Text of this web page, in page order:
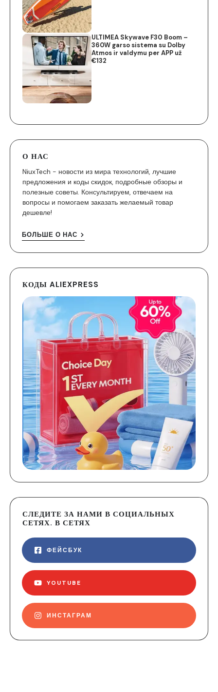
ULTIMEA Skywave F30 Boom –
360W garso sistema su Dolby
Atmos ir valdymu per APP už
€132
О НАС
NiuxTech - новости из мира технологий, лучшие
предложения и коды скидок, подробные обзоры и
полезные советы. Консультируем, отвечаем на
вопросы и помогаем заказать желаемый товар
дешевле!
БОЛЬШЕ О НАС
КОДЫ ALIEXPRESS
СЛЕДИТЕ ЗА НАМИ В СОЦИАЛЬНЫХ
СЕТЯХ. В СЕТЯХ
ФЕЙСБУК
YOUTUBE
ИНСТАГРАМ